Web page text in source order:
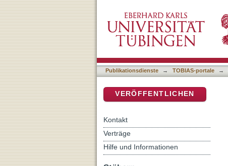
Publikationsdienste → TOBIAS-portale →
VERÖFFENTLICHEN
Kontakt
Verträge
Hilfe und Informationen